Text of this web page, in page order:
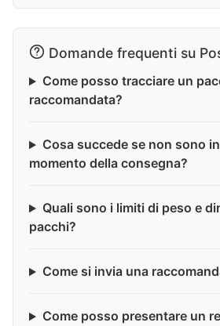
Domande frequenti su
Come posso tracciare un
raccomandata?
Cosa succede se non sono
momento della consegna?
Quali sono i limiti di peso e
pacchi?
Come si invia una
Come posso presentare un